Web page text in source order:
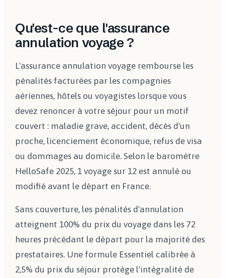
Qu'est-ce que l'assurance
annulation voyage ?
L'assurance annulation voyage rembourse les
pénalités facturées par les compagnies
aériennes, hôtels ou voyagistes lorsque vous
devez renoncer à votre séjour pour un motif
couvert : maladie grave, accident, décès d'un
proche, licenciement économique, refus de visa
ou dommages au domicile. Selon le baromètre
HelloSafe 2025, 1 voyage sur 12 est annulé ou
modifié avant le départ en France.
Sans couverture, les pénalités d'annulation
atteignent 100% du prix du voyage dans les 72
heures précédant le départ pour la majorité des
prestataires. Une formule Essentiel calibrée à
2,5% du prix du séjour protège l'intégralité de